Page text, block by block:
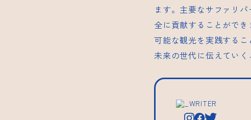
ます。主要なサファリ
全に貢献することがで
可能な観光を実践する
未来の世代に伝えていく
_WRITER